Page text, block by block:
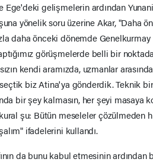
Ege'deki gelişmelerin ardından
yönelik soru üzerine Akar, "Daha
daha önceki dönemde Genelkurmay
görüşmelerde belli bir
kendi aramızda, uzmanlar
biz Atina'ya gönderdik. Teknik
bir şey kalmasın, her şeyi masaya
şu: Bütün meseleler çözülmeden
ifadelerini kullandı.
da bunu kabul etmesinin